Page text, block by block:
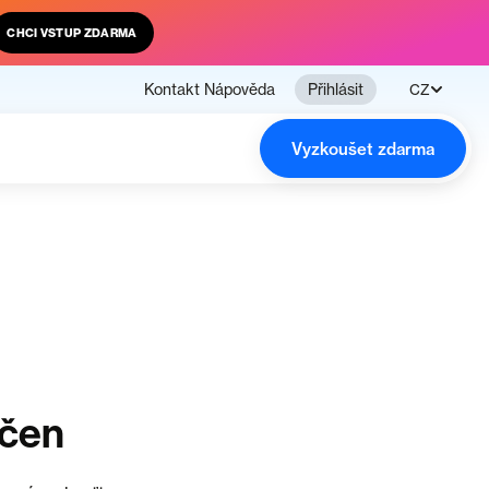
CHCI VSTUP ZDARMA
Kontakt Nápověda Přihlásit CZ
Vyzkoušet zdarma